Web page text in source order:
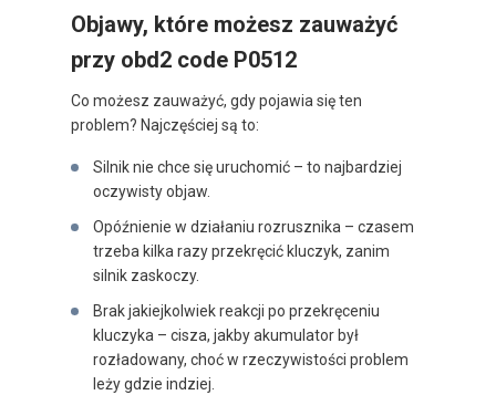
Objawy, które możesz zauważyć
przy obd2 code P0512
Co możesz zauważyć, gdy pojawia się ten
problem? Najczęściej są to:
Silnik nie chce się uruchomić – to najbardziej
oczywisty objaw.
Opóźnienie w działaniu rozrusznika – czasem
trzeba kilka razy przekręcić kluczyk, zanim
silnik zaskoczy.
Brak jakiejkolwiek reakcji po przekręceniu
kluczyka – cisza, jakby akumulator był
rozładowany, choć w rzeczywistości problem
leży gdzie indziej.